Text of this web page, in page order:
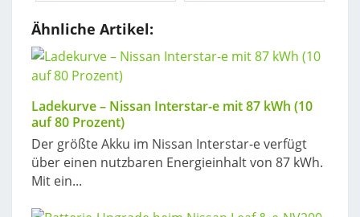
Ähnliche Artikel:
Ladekurve – Nissan Interstar-e mit 87 kWh (10
auf 80 Prozent)
Der größte Akku im Nissan Interstar-e verfügt
über einen nutzbaren Energieinhalt von 87 kWh.
Mit ein...